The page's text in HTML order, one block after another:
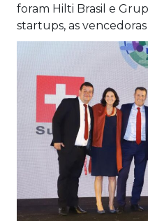
foram Hilti Brasil e
startups, as